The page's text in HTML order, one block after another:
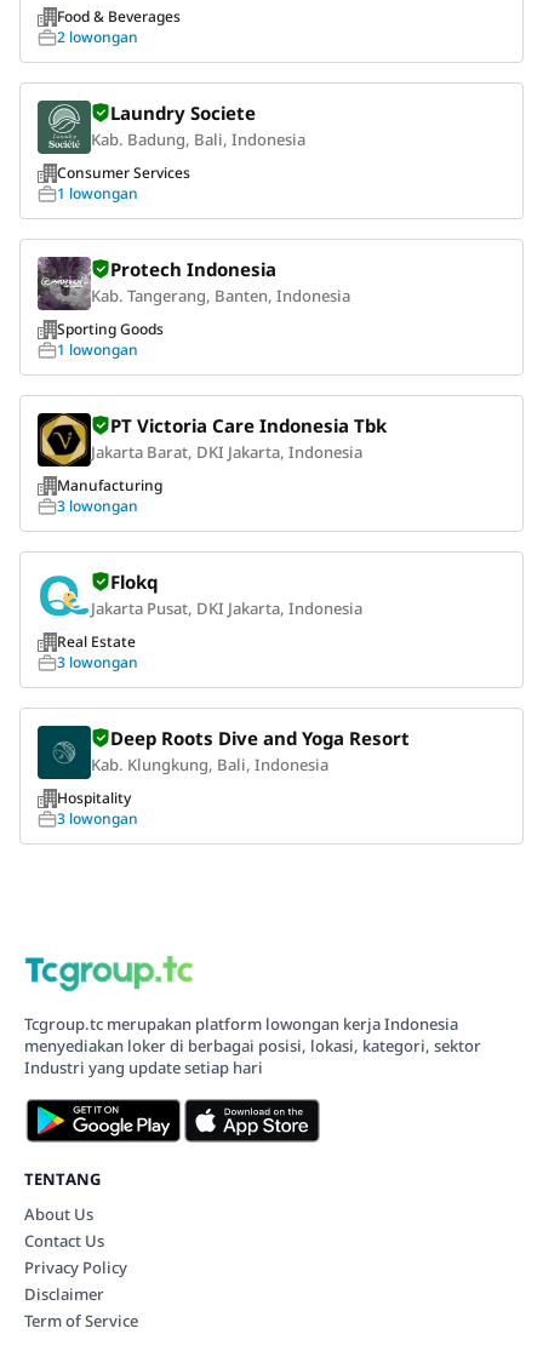
Food & Beverages
2 lowongan
Laundry Societe
Kab. Badung, Bali, Indonesia
Consumer Services
1 lowongan
Protech Indonesia
Kab. Tangerang, Banten, Indonesia
Sporting Goods
1 lowongan
PT Victoria Care Indonesia Tbk
Jakarta Barat, DKI Jakarta, Indonesia
Manufacturing
3 lowongan
Flokq
Jakarta Pusat, DKI Jakarta, Indonesia
Real Estate
3 lowongan
Deep Roots Dive and Yoga Resort
Kab. Klungkung, Bali, Indonesia
Hospitality
3 lowongan
Tcgroup.tc merupakan platform lowongan kerja Indonesia
menyediakan loker di berbagai posisi, lokasi, kategori, sektor
Industri yang update setiap hari
TENTANG
About Us
Contact Us
Privacy Policy
Disclaimer
Term of Service